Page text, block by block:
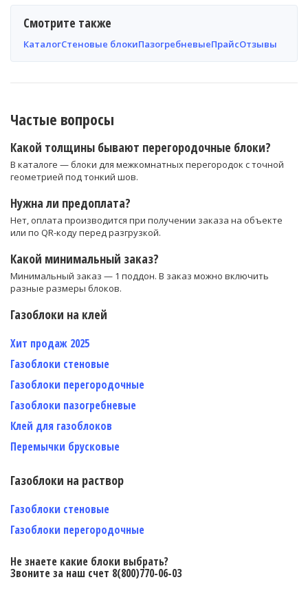
Смотрите также
КаталогСтеновые блокиПазогребневыеПрайсОтзывы
Частые вопросы
Какой толщины бывают перегородочные блоки?
В каталоге — блоки для межкомнатных перегородок с точной
геометрией под тонкий шов.
Нужна ли предоплата?
Нет, оплата производится при получении заказа на объекте
или по QR-коду перед разгрузкой.
Какой минимальный заказ?
Минимальный заказ — 1 поддон. В заказ можно включить
разные размеры блоков.
Газоблоки на клей
Хит продаж 2025
Газоблоки стеновые
Газоблоки перегородочные
Газоблоки пазогребневые
Клей для газоблоков
Перемычки брусковые
Газоблоки на раствор
Газоблоки стеновые
Газоблоки перегородочные
Не знаете какие блоки выбрать?
Звоните за наш счет 8(800)770-06-03